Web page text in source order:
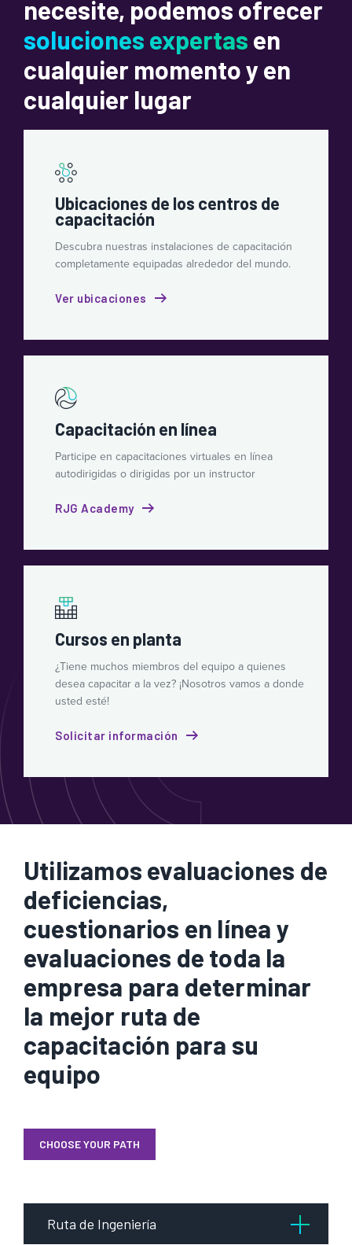
necesite, podemos ofrecer
soluciones expertas en
cualquier momento y en
cualquier lugar
Ubicaciones de los centros de
capacitación
Descubra nuestras instalaciones de capacitación
completamente equipadas alrededor del mundo.
Ver ubicaciones
Capacitación en línea
Participe en capacitaciones virtuales en línea
autodirigidas o dirigidas por un instructor
RJG Academy
Cursos en planta
¿Tiene muchos miembros del equipo a quienes
desea capacitar a la vez? ¡Nosotros vamos a donde
usted esté!
Solicitar información
Utilizamos evaluaciones de
deficiencias,
cuestionarios en línea y
evaluaciones de toda la
empresa para determinar
la mejor ruta de
capacitación para su
equipo
CHOOSE YOUR PATH
Ruta de Ingeniería